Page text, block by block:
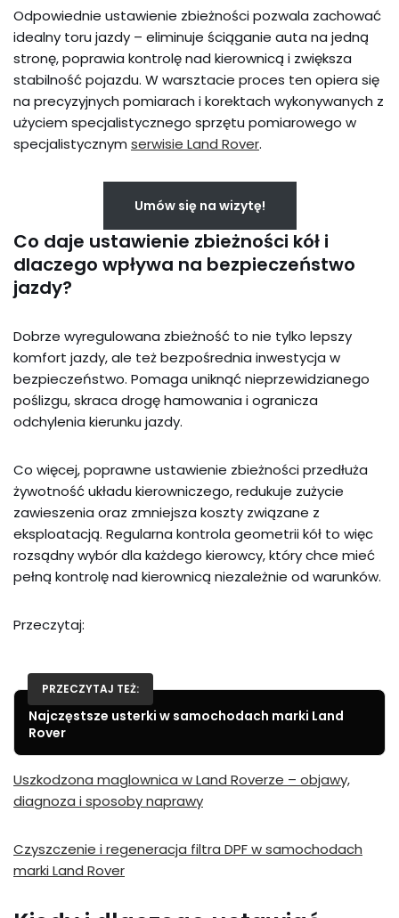
Odpowiednie ustawienie zbieżności pozwala zachować
idealny toru jazdy – eliminuje ściąganie auta na jedną
stronę, poprawia kontrolę nad kierownicą i zwiększa
stabilność pojazdu. W warsztacie proces ten opiera się
na precyzyjnych pomiarach i korektach wykonywanych z
użyciem specjalistycznego sprzętu pomiarowego w
specjalistycznym serwisie Land Rover.
Umów się na wizytę!
Co daje ustawienie zbieżności kół i
dlaczego wpływa na bezpieczeństwo
jazdy?
Dobrze wyregulowana zbieżność to nie tylko lepszy
komfort jazdy, ale też bezpośrednia inwestycja w
bezpieczeństwo. Pomaga uniknąć nieprzewidzianego
poślizgu, skraca drogę hamowania i ogranicza
odchylenia kierunku jazdy.
Co więcej, poprawne ustawienie zbieżności przedłuża
żywotność układu kierowniczego, redukuje zużycie
zawieszenia oraz zmniejsza koszty związane z
eksploatacją. Regularna kontrola geometrii kół to więc
rozsądny wybór dla każdego kierowcy, który chce mieć
pełną kontrolę nad kierownicą niezależnie od warunków.
Przeczytaj:
PRZECZYTAJ TEŻ:
Najczęstsze usterki w samochodach marki Land
Rover
Uszkodzona maglownica w Land Roverze – objawy,
diagnoza i sposoby naprawy
Czyszczenie i regeneracja filtra DPF w samochodach
marki Land Rover